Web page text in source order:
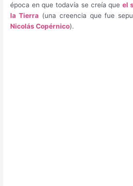
época en que todavía se creía queel
la Tierra(una creencia que fue
Nicolás Copérnico).